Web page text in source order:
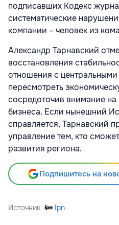
подписавших Кодекс
систематические
компании – человек из
Александр Тарнавский
восстановления
отношения с
пересмотреть
сосредоточив внимание
бизнеса. Если нынешний
справляется, Тарнавский
управление тем, кто
развития региона.
Подпишитесь на
Источник Ipn